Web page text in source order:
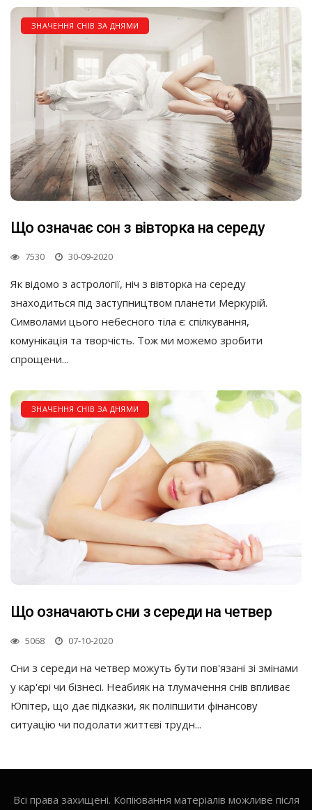
ЗНАЧЕННЯ СНІВ ЗА ДНЯМИ
Що означає сон з вівторка на середу
7530 30-09-2020
Як відомо з астрології, ніч з вівторка на середу
знаходиться під заступництвом планети Меркурій.
Символами цього небесного тіла є: спілкування,
комунікація та творчість. Тож ми можемо зробити
спрощени...
ЗНАЧЕННЯ СНІВ ЗА ДНЯМИ
Що означають сни з середи на четвер
5068 07-10-2020
Сни з середи на четвер можуть бути пов'язані зі змінами
у кар'єрі чи бізнесі. Неабияк на тлумачення снів впливає
Юпітер, що дає підказки, як поліпшити фінансову
ситуацію чи подолати життєві трудн...
Всі права захищені. Копіювання матеріалів можливе після